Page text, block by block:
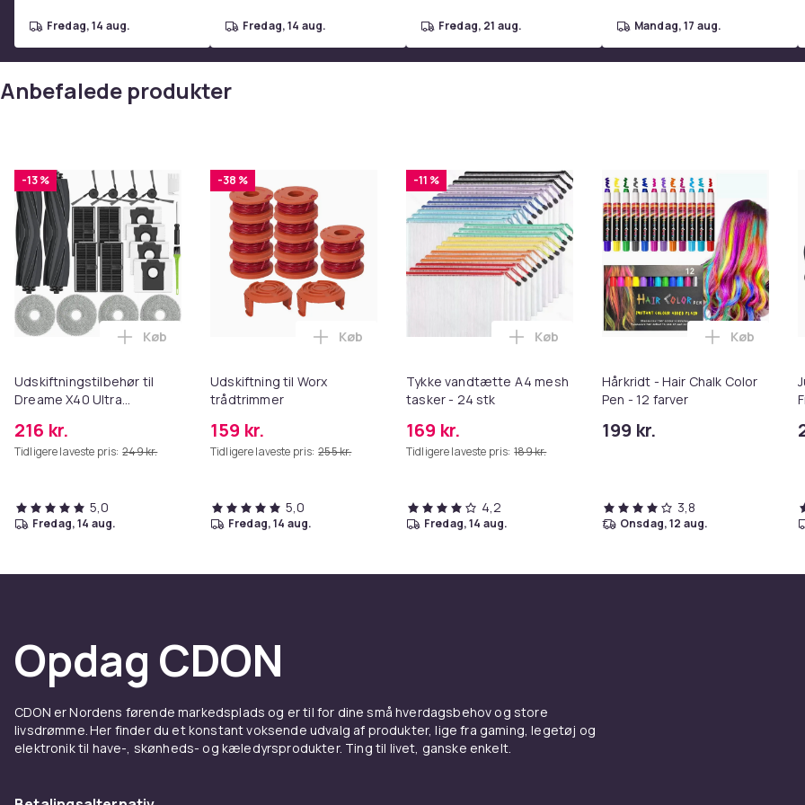
Produktsikkerhedsinformation
fredag, 14 aug. fredag, 14 aug. fredag, 21 aug. mandag, 17 aug.
Anbefalede produkter
-13 %
Udskiftningstilbehør til
Dreame X40 Ultra
216 kr.
Tidligere laveste pris: 249 kr.
Læg Udskiftningstilbehør til Dreame X40 Ultra Complete i kurven
Køb
5,0
fredag, 14 aug.
-38 %
Udskiftning til Worx
trådtrimmer
159 kr.
Tidligere laveste pris: 255 kr.
Læg Udskiftning til Worx trådtrimmer i kurven
Køb
5,0
fredag, 14 aug.
-11 %
Tykke vandtætte A4 mesh
tasker - 24 stk
169 kr.
Tidligere laveste pris: 189 kr.
Læg Tykke vandtætte A4 mesh tasker - 24
Køb
4,2
fredag, 14 aug.
Hårkridt - Hair Chalk Color
Pen - 12 farver
199 kr.
Læg
Køb
3,8
onsdag, 12 aug.
Opdag CDON
CDON er Nordens førende markedsplads og er til for dine små hverdagsbehov og store
livsdrømme. Her finder du et konstant voksende udvalg af produkter, lige fra gaming, legetøj og
elektronik til have-, skønheds- og kæledyrsprodukter. Ting til livet, ganske enkelt.